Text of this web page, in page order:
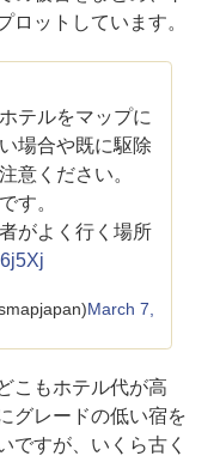
ロットしています。
テルをマップに
場合や既に駆除
意ください。
す。
がよく行く場所
March 7,
こもホテル代が高
グレードの低い宿を
ですが、いくら古く